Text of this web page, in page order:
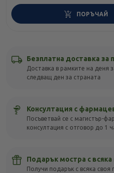
ПОРЪЧАЙ
Безплатна доставка за
Доставка в рамките на деня
следващ ден за страната
Консултация с
Посъветвай се с магистър-
консултация с отговор до 1
Подарък мостра с всяка
Получи подарък с всяка своя